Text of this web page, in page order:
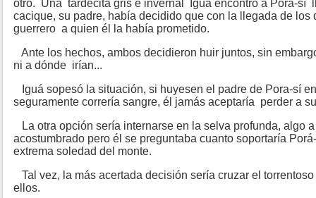
otro. Una tardecita gris e invernal Iguá encontró a Pora-sí
cacique, su padre, había decidido que con la llegada de los
guerrero a quien él la había prometido.
Ante los hechos, ambos decidieron huir juntos, sin
ni a dónde irían...
Iguá sopesó la situación, si huyesen el padre de Pora-sí
seguramente correría sangre, él jamás aceptaría perder a
La otra opción sería internarse en la selva profunda, algo
acostumbrado pero él se preguntaba cuanto soportaría
extrema soledad del monte.
Tal vez, la más acertada decisión sería cruzar el
ellos.